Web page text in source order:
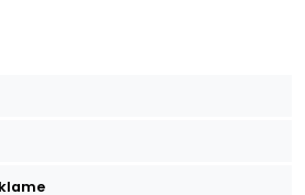
stakala
boje